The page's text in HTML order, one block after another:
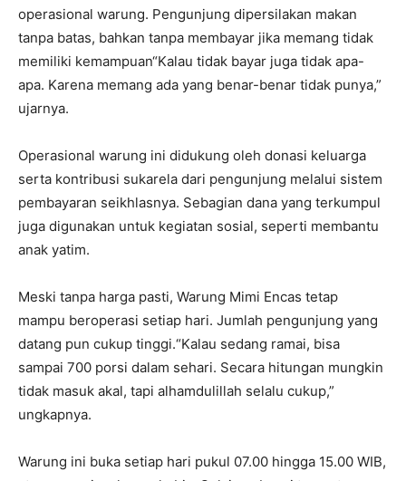
operasional warung. Pengunjung dipersilakan makan
tanpa batas, bahkan tanpa membayar jika memang tidak
memiliki kemampuan“Kalau tidak bayar juga tidak apa-
apa. Karena memang ada yang benar-benar tidak punya,”
ujarnya.
Operasional warung ini didukung oleh donasi keluarga
serta kontribusi sukarela dari pengunjung melalui sistem
pembayaran seikhlasnya. Sebagian dana yang terkumpul
juga digunakan untuk kegiatan sosial, seperti membantu
anak yatim.
Meski tanpa harga pasti, Warung Mimi Encas tetap
mampu beroperasi setiap hari. Jumlah pengunjung yang
datang pun cukup tinggi.“Kalau sedang ramai, bisa
sampai 700 porsi dalam sehari. Secara hitungan mungkin
tidak masuk akal, tapi alhamdulillah selalu cukup,”
ungkapnya.
Warung ini buka setiap hari pukul 07.00 hingga 15.00 WIB,